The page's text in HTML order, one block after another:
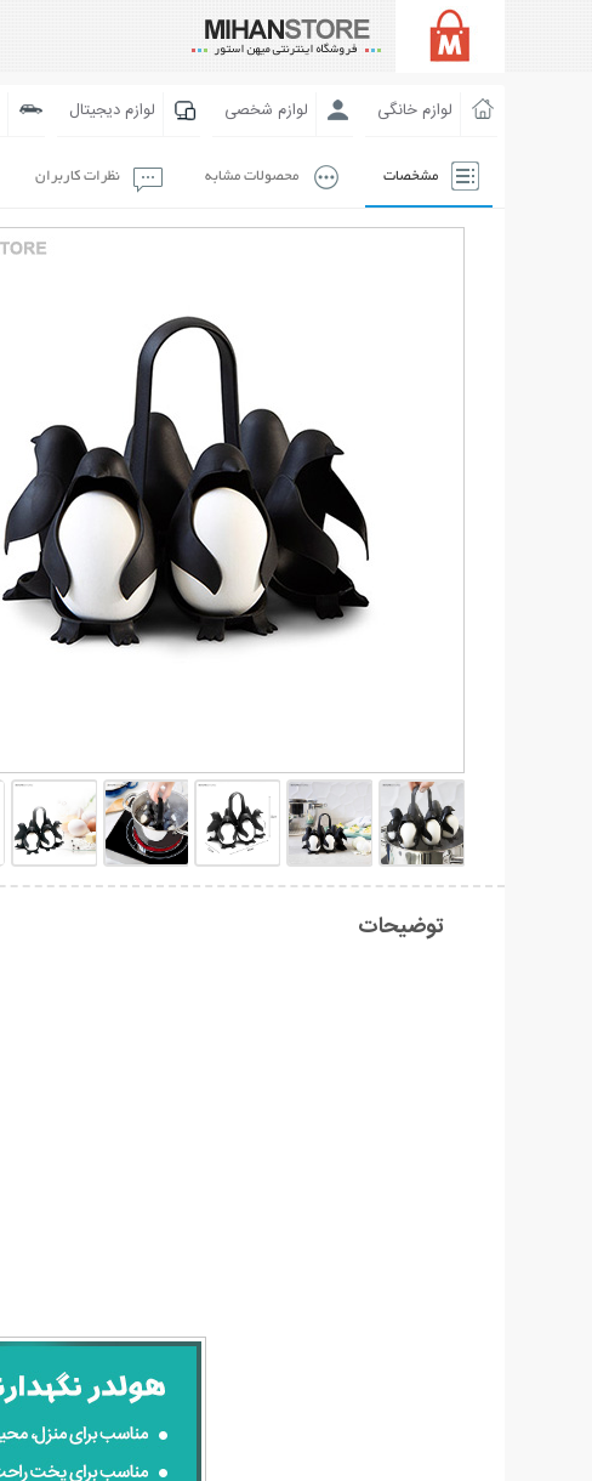
لوازم خانگی لوازم شخصی لوازم دیجیتال
مشخصات محصولات مشابه نظرات کاربران
توضیحات